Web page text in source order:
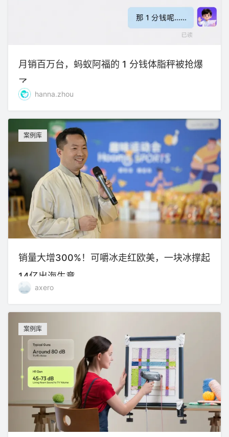
月销百万台，蚂蚁阿福的 1 分钱体脂秤被抢爆
了
hanna.zhou
案例库
销量大增300%！可嚼冰走红欧美，一块冰撑起
14亿出海生意
axero
案例库